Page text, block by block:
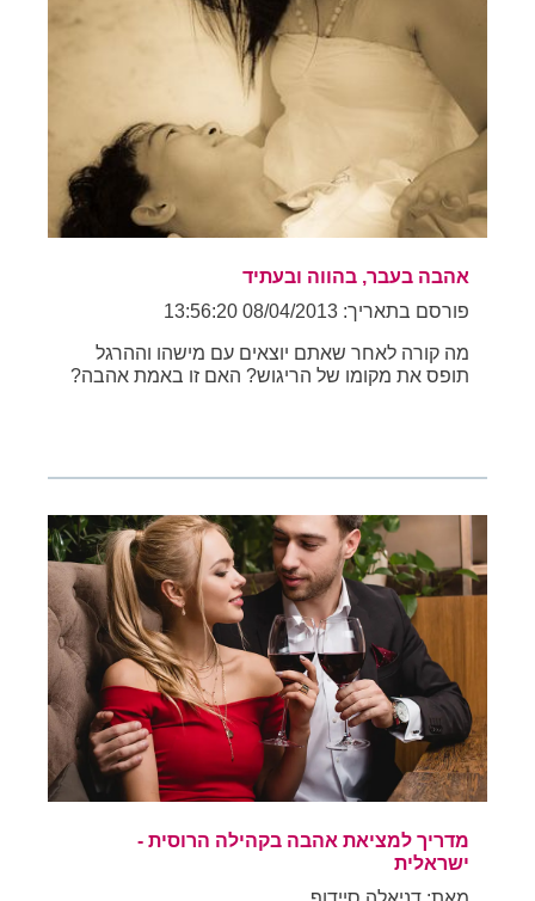
אהבה בעבר, בהווה ובעתיד
פורסם בתאריך: 08/04/2013 13:56:20
מה קורה לאחר שאתם יוצאים עם מישהו וההרגל
תופס את מקומו של הריגוש? האם זו באמת אהבה?
מדריך למציאת אהבה בקהילה הרוסית -
ישראלית